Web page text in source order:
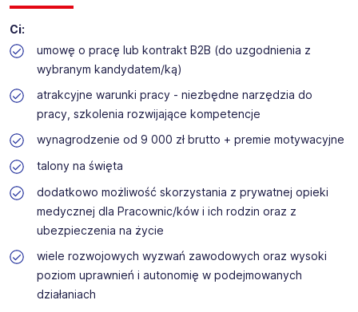
Ci:
umowę o pracę lub kontrakt B2B (do uzgodnienia z
wybranym kandydatem/ką)
atrakcyjne warunki pracy - niezbędne narzędzia do
pracy, szkolenia rozwijające kompetencje
wynagrodzenie od 9 000 zł brutto + premie motywacyjne
talony na święta
dodatkowo możliwość skorzystania z prywatnej opieki
medycznej dla Pracownic/ków i ich rodzin oraz z
ubezpieczenia na życie
wiele rozwojowych wyzwań zawodowych oraz wysoki
poziom uprawnień i autonomię w podejmowanych
działaniach